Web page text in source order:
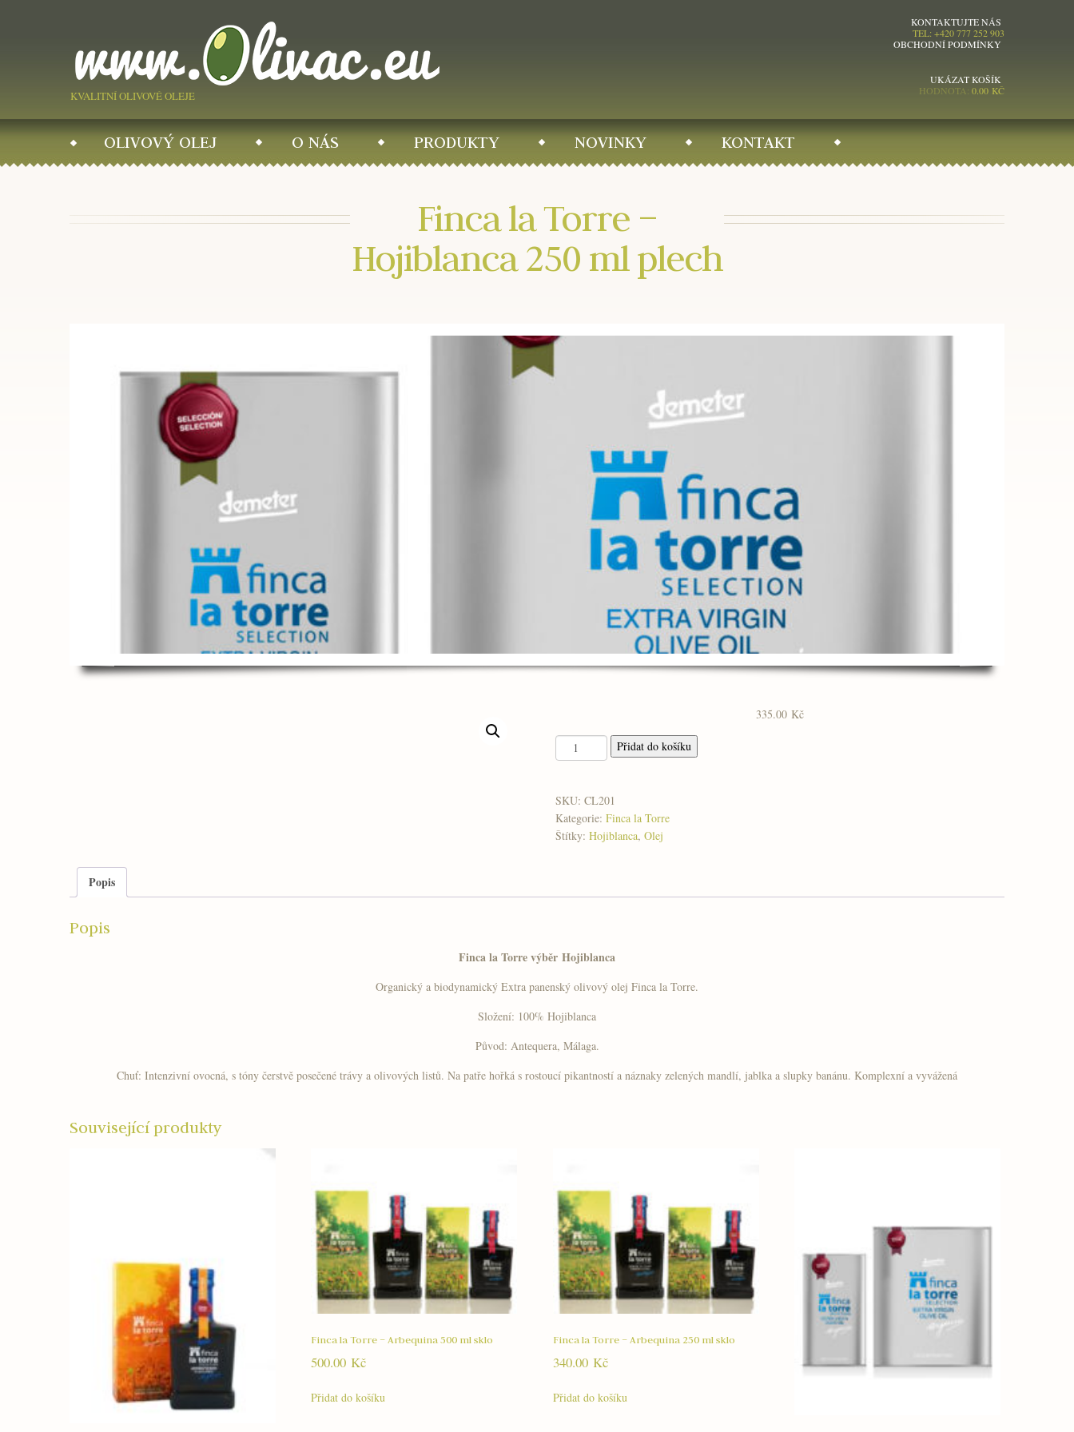
KVALITNÍ OLIVOVÉ OLEJE
KONTAKTUJTE NÁS
TEL: +420 777 252 903
OBCHODNÍ PODMÍNKY
UKÁZAT KOŠÍK
HODNOTA: 0.00 KČ
OLIVOVÝ OLEJ O NÁS PRODUKTY NOVINKY KONTAKT
Finca la Torre –
Hojiblanca 250 ml plech
335.00Kč
Finca
la
-
Hojiblanca
250
Přidat do košíku
SKU:CL201
Kategorie:Finca la Torre
Štítky:Hojiblanca,Olej
Popis
Popis
Finca la Torre výběr Hojiblanca
Organický a biodynamický Extra panenský olivový olej Finca la Torre.
Složení: 100% Hojiblanca
Původ: Antequera, Málaga.
Chuť: Intenzivní ovocná, s tóny čerstvě posečené trávy a olivových listů. Na patře hořká s rostoucí pikantností a náznaky zelených mandlí, jablka a slupky banánu. Komplexní a vyvážená
Související produkty
Finca la Torre – Arbequina 500 ml sklo
500.00Kč
Přidat do košíku
Finca la Torre – Arbequina 250 ml sklo
340.00 Kč
Přidat do košíku